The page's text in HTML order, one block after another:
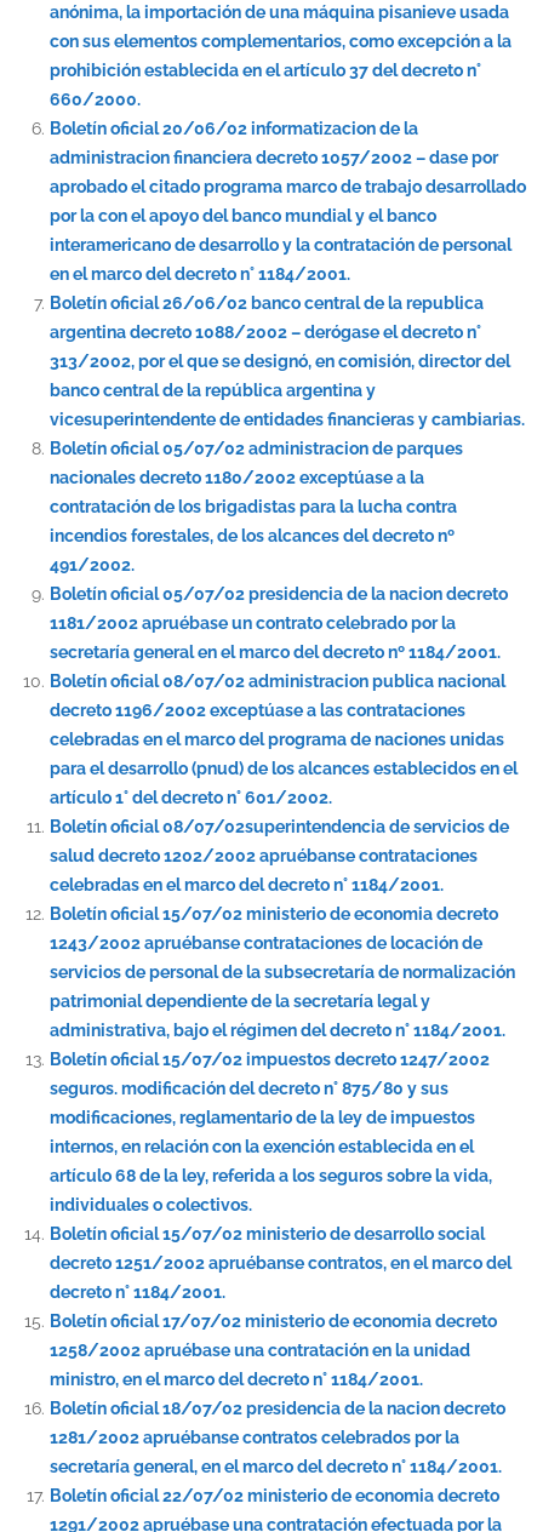
anónima, la importación de una máquina pisanieve usada
con sus elementos complementarios, como excepción a la
prohibición establecida en el artículo 37 del decreto n°
660/2000.
Boletín oficial 20/06/02 informatizacion de la
administracion financiera decreto 1057/2002 – dase por
aprobado el citado programa marco de trabajo desarrollado
por la con el apoyo del banco mundial y el banco
interamericano de desarrollo y la contratación de personal
en el marco del decreto n° 1184/2001.
Boletín oficial 26/06/02 banco central de la republica
argentina decreto 1088/2002 – derógase el decreto n°
313/2002, por el que se designó, en comisión, director del
banco central de la república argentina y
vicesuperintendente de entidades financieras y cambiarias.
Boletín oficial 05/07/02 administracion de parques
nacionales decreto 1180/2002 exceptúase a la
contratación de los brigadistas para la lucha contra
incendios forestales, de los alcances del decreto nº
491/2002.
Boletín oficial 05/07/02 presidencia de la nacion decreto
1181/2002 apruébase un contrato celebrado por la
secretaría general en el marco del decreto nº 1184/2001.
Boletín oficial 08/07/02 administracion publica nacional
decreto 1196/2002 exceptúase a las contrataciones
celebradas en el marco del programa de naciones unidas
para el desarrollo (pnud) de los alcances establecidos en el
artículo 1° del decreto n° 601/2002.
Boletín oficial 08/07/02superintendencia de servicios de
salud decreto 1202/2002 apruébanse contrataciones
celebradas en el marco del decreto n° 1184/2001.
Boletín oficial 15/07/02 ministerio de economia decreto
1243/2002 apruébanse contrataciones de locación de
servicios de personal de la subsecretaría de normalización
patrimonial dependiente de la secretaría legal y
administrativa, bajo el régimen del decreto n° 1184/2001.
Boletín oficial 15/07/02 impuestos decreto 1247/2002
seguros. modificación del decreto n° 875/80 y sus
modificaciones, reglamentario de la ley de impuestos
internos, en relación con la exención establecida en el
artículo 68 de la ley, referida a los seguros sobre la vida,
individuales o colectivos.
Boletín oficial 15/07/02 ministerio de desarrollo social
decreto 1251/2002 apruébanse contratos, en el marco del
decreto n° 1184/2001.
Boletín oficial 17/07/02 ministerio de economia decreto
1258/2002 apruébase una contratación en la unidad
ministro, en el marco del decreto n° 1184/2001.
Boletín oficial 18/07/02 presidencia de la nacion decreto
1281/2002 apruébanse contratos celebrados por la
secretaría general, en el marco del decreto n° 1184/2001.
Boletín oficial 22/07/02 ministerio de economia decreto
1291/2002 apruébase una contratación efectuada por la